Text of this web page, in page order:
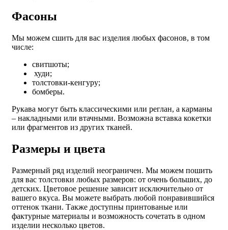
Фасоны
Мы можем сшить для вас изделия любых фасонов, в том
числе:
свитшоты;
худи;
толстовки-кенгуру;
бомберы.
Рукава могут быть классическими или реглан, а карманы
– накладными или втачными. Возможна вставка кокетки
или фрагментов из других тканей.
Размеры и цвета
Размерный ряд изделий неограничен. Мы можем пошить
для вас толстовки любых размеров: от очень больших, до
детских. Цветовое решение зависит исключительно от
вашего вкуса. Вы можете выбрать любой понравившийся
оттенок ткани. Также доступны принтованые или
фактурные материалы и возможность сочетать в одном
изделии несколько цветов.